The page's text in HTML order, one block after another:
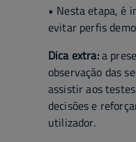
• Nesta etapa, é
evitar perfis
Dica extra:a
observação das
assistir aos
decisões e
utilizador.